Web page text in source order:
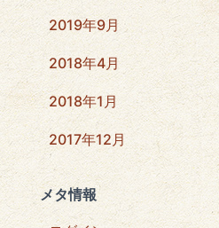
2019年9月
2018年4月
2018年1月
2017年12月
メタ情報